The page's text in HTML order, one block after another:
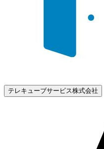
テレキューブサービス株式会社